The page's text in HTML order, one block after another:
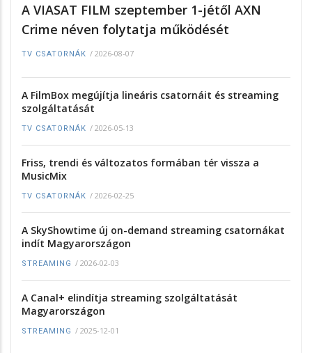
A VIASAT FILM szeptember 1-jétől AXN
Crime néven folytatja működését
TV CSATORNÁK / 2026-08-07
A FilmBox megújítja lineáris csatornáit és streaming
szolgáltatását
TV CSATORNÁK / 2026-05-13
Friss, trendi és változatos formában tér vissza a
MusicMix
TV CSATORNÁK / 2026-02-25
A SkyShowtime új on-demand streaming csatornákat
indít Magyarországon
STREAMING / 2026-02-03
A Canal+ elindítja streaming szolgáltatását
Magyarországon
STREAMING / 2025-12-01